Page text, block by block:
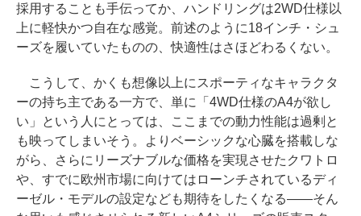
採用することも手伝ってか、ハンドリングは2WD仕様以
上に軽快かつ自在な感覚。前述のように18インチ・シュ
ーズを履いていたものの、快適性はさほどわるくない。
こうして、かくも想像以上にスポーティなキャラクタ
ーの持ち主である一方で、単に「4WD仕様のA4が欲し
い」という人にとっては、ここまでの動力性能は過剰と
も映ってしまいそう。よりベーシックな心臓を搭載しな
がら、さらにリーズナブルな価格を実現させたクワトロ
や、すでに欧州市場に向けてはローンチされているディ
ーゼル・モデルの設定なども期待をしたくなる――そん